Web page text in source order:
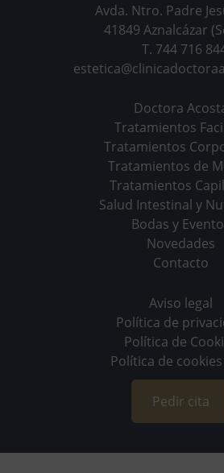
Avda. Ntro. Padre
41849 Aznalcázar
T. 744 716
Doctora
Tratamientos
Tratamientos
Tratamientos de
Tratamientos
Salud Intestinal y
Bodas y
Novedades
Contacto
Aviso legal
Política de
Política de
Política de cookies
Pedir cita